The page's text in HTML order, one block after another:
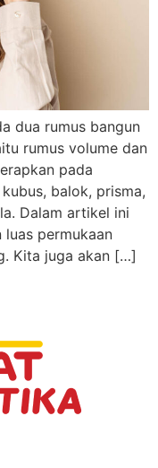
dua rumus bangun
rumus volume dan
pada
balok, prisma,
Dalam artikel ini
permukaan
Kita juga akan […]